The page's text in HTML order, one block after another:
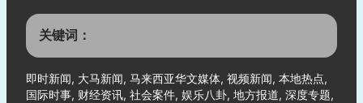
关键词：
即时新闻, 大马新闻, 马来西亚华文媒体, 视频新闻, 本地热点,
国际时事, 财经资讯, 社会案件, 娱乐八卦, 地方报道, 深度专题,